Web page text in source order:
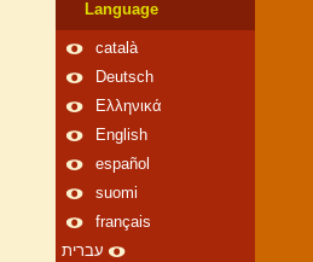
Language
català
Deutsch
Ελληνικά
English
español
suomi
français
עברית